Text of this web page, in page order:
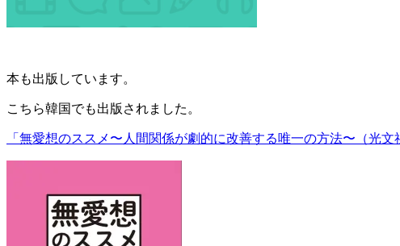
本も出版しています。
こちら韓国でも出版されました。
「無愛想のススメ〜人間関係が劇的に改善する唯一の方法〜（光